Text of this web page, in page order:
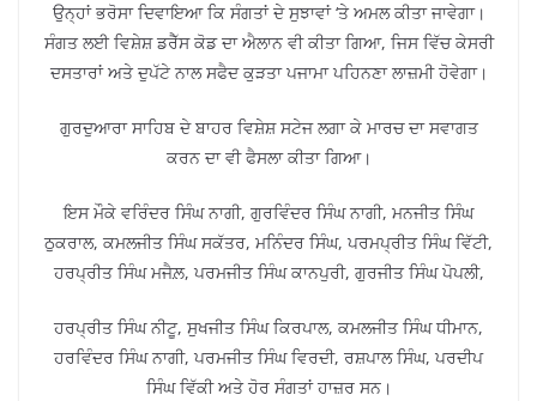
ਉਨ੍ਹਾਂ ਭਰੋਸਾ ਦਿਵਾਇਆ ਕਿ ਸੰਗਤਾਂ ਦੇ ਸੁਝਾਵਾਂ ‘ਤੇ ਅਮਲ ਕੀਤਾ ਜਾਵੇਗਾ।
ਸੰਗਤ ਲਈ ਵਿਸ਼ੇਸ਼ ਡਰੈੱਸ ਕੋਡ ਦਾ ਐਲਾਨ ਵੀ ਕੀਤਾ ਗਿਆ, ਜਿਸ ਵਿੱਚ ਕੇਸਰੀ
ਦਸਤਾਰਾਂ ਅਤੇ ਦੁਪੱਟੇ ਨਾਲ ਸਫੈਦ ਕੁੜਤਾ ਪਜਾਮਾ ਪਹਿਨਣਾ ਲਾਜ਼ਮੀ ਹੋਵੇਗਾ।
ਗੁਰਦੁਆਰਾ ਸਾਹਿਬ ਦੇ ਬਾਹਰ ਵਿਸ਼ੇਸ਼ ਸਟੇਜ ਲਗਾ ਕੇ ਮਾਰਚ ਦਾ ਸਵਾਗਤ
ਕਰਨ ਦਾ ਵੀ ਫੈਸਲਾ ਕੀਤਾ ਗਿਆ।
ਇਸ ਮੌਕੇ ਵਰਿੰਦਰ ਸਿੰਘ ਨਾਗੀ, ਗੁਰਵਿੰਦਰ ਸਿੰਘ ਨਾਗੀ, ਮਨਜੀਤ ਸਿੰਘ
ਠੁਕਰਾਲ, ਕਮਲਜੀਤ ਸਿੰਘ ਸਕੱਤਰ, ਮਨਿੰਦਰ ਸਿੰਘ, ਪਰਮਪ੍ਰੀਤ ਸਿੰਘ ਵਿੱਟੀ,
ਹਰਪ੍ਰੀਤ ਸਿੰਘ ਮਜੈਲ਼, ਪਰਮਜੀਤ ਸਿੰਘ ਕਾਨਪੁਰੀ, ਗੁਰਜੀਤ ਸਿੰਘ ਪੋਪਲੀ,
ਹਰਪ੍ਰੀਤ ਸਿੰਘ ਨੀਟੂ, ਸੁਖਜੀਤ ਸਿੰਘ ਕਿਰਪਾਲ, ਕਮਲਜੀਤ ਸਿੰਘ ਧੀਮਾਨ,
ਹਰਵਿੰਦਰ ਸਿੰਘ ਨਾਗੀ, ਪਰਮਜੀਤ ਸਿੰਘ ਵਿਰਦੀ, ਰਸ਼ਪਾਲ ਸਿੰਘ, ਪਰਦੀਪ
ਸਿੰਘ ਵਿੱਕੀ ਅਤੇ ਹੋਰ ਸੰਗਤਾਂ ਹਾਜ਼ਰ ਸਨ।